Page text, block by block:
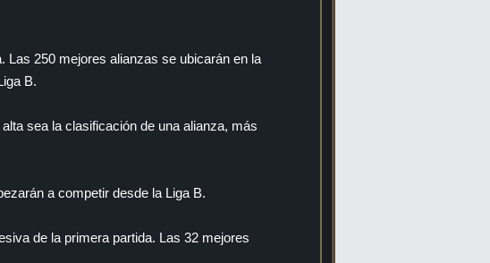
Las 250 mejores alianzas se ubicarán en la
B.
sea la clasificación de una alianza, más
a competir desde la Liga B.
de la primera partida. Las 32 mejores